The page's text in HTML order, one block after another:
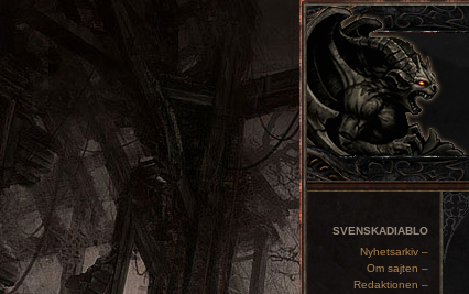
SVENSKADIABLO
Nyhetsarkiv –
Om sajten –
Redaktionen –